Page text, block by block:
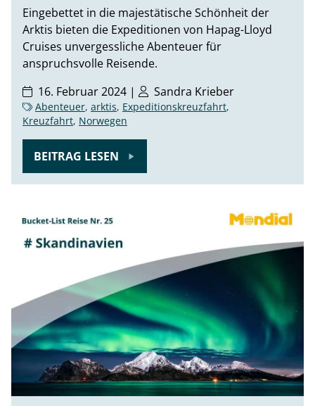
Eingebettet in die majestätische Schönheit der
Arktis bieten die Expeditionen von Hapag-Lloyd
Cruises unvergessliche Abenteuer für
anspruchsvolle Reisende.
16. Februar 2024 |
Sandra Krieber
Abenteuer, arktis, Expeditionskreuzfahrt,
Kreuzfahrt, Norwegen
BEITRAG LESEN